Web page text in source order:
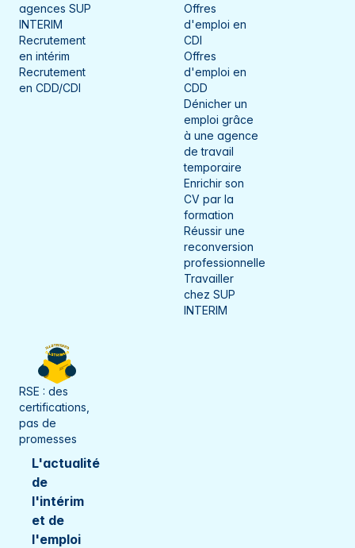
agences SUP
INTERIM
Recrutement
en intérim
Recrutement
en CDD/CDI
Offres
d'emploi en
CDI
Offres
d'emploi en
CDD
Dénicher un
emploi grâce
à une agence
de travail
temporaire
Enrichir son
CV par la
formation
Réussir une
reconversion
professionnelle
Travailler
chez SUP
INTERIM
RSE : des
certifications,
pas de
promesses
L'actualité
de
l'intérim
et de
l'emploi